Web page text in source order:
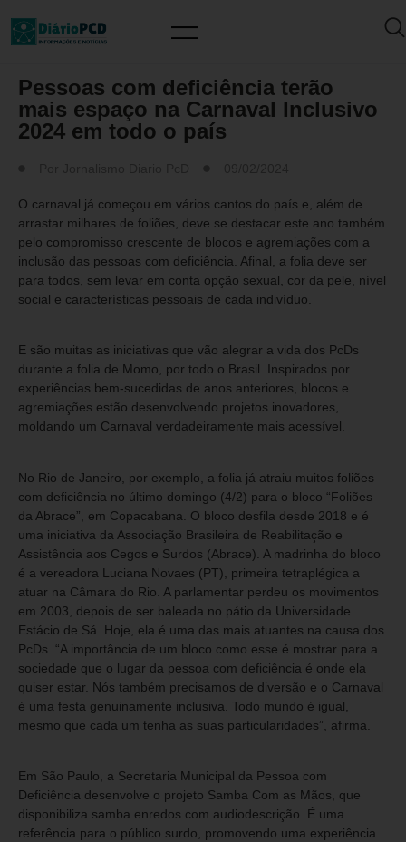
Pessoas com deficiência terão
mais espaço na Carnaval Inclusivo
2024 em todo o país
O carnaval já começou em vários cantos do país e, além de
arrastar milhares de foliões, deve se destacar este ano também
pelo compromisso crescente de blocos e agremiações com a
inclusão das pessoas com deficiência. Afinal, a folia deve ser
para todos, sem levar em conta opção sexual, cor da pele, nível
social e características pessoais de cada indivíduo.
E são muitas as iniciativas que vão alegrar a vida dos PcDs
durante a folia de Momo, por todo o Brasil. Inspirados por
experiências bem-sucedidas de anos anteriores, blocos e
agremiações estão desenvolvendo projetos inovadores,
moldando um Carnaval verdadeiramente mais acessível.
No Rio de Janeiro, por exemplo, a folia já atraiu muitos foliões
com deficiência no último domingo (4/2) para o bloco “Foliões
da Abrace”, em Copacabana. O bloco desfila desde 2018 e é
uma iniciativa da Associação Brasileira de Reabilitação e
Assistência aos Cegos e Surdos (Abrace). A madrinha do bloco
é a vereadora Luciana Novaes (PT), primeira tetraplégica a
atuar na Câmara do Rio. A parlamentar perdeu os movimentos
em 2003, depois de ser baleada no pátio da Universidade
Estácio de Sá. Hoje, ela é uma das mais atuantes na causa dos
PcDs. “A importância de um bloco como esse é mostrar para a
sociedade que o lugar da pessoa com deficiência é onde ela
quiser estar. Nós também precisamos de diversão e o Carnaval
é uma festa genuinamente inclusiva. Todo mundo é igual,
mesmo que cada um tenha as suas particularidades”, afirma.
Em São Paulo, a Secretaria Municipal da Pessoa com
Deficiência desenvolve o projeto Samba Com as Mãos, que
disponibiliza samba enredos com audiodescrição. É uma
referência para o público surdo, promovendo uma experiência